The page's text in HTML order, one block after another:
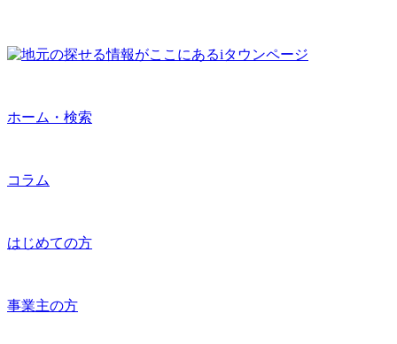
ホーム・検索
コラム
はじめての方
事業主の方